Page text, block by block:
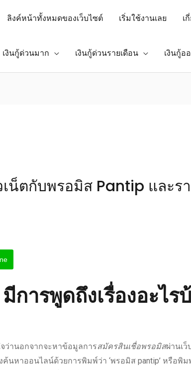
ลิงค์หน้าทั้งหมดของเว็บไซต์ เริ่มใช้งานเลย เ
เงินกู้ด่วนมาก เงินกู้ด่วนรายเดือน เงินกู้อ
น็ตกับพรอมิส Pantip และร
มีการพูดถึงเรื่องอะไร
ว่านอกจากจะหาข้อมูลการสมัครสินเชื่อพรอมิสผ่านเ
ค้นหาออนไลน์ด้วยการพิมพ์ว่า ‘พรอมิส pantip’ หรือพิม